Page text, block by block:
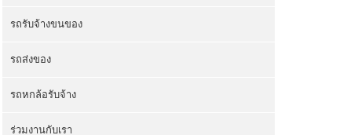
รถรับจ้างขนของ
รถส่งของ
รถหกล้อรับจ้าง
ร่วมงานกับเรา